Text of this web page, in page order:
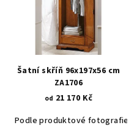
Akát vintage BT1551
Dub světlý
Šatní skříň 96x197x56 cm
ZA1706
od 21 170 Kč
Podle produktové fotografie